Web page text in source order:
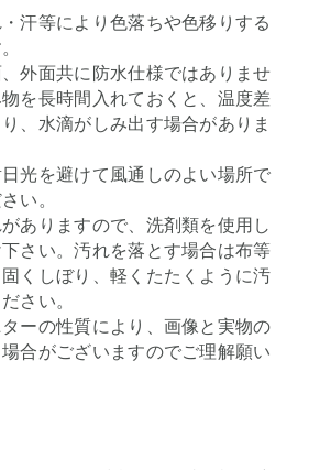
汗等により色落ちや色移りする
外面共に防水仕様ではありませ
を長時間入れておくと、温度差
、水滴がしみ出す場合がありま
光を避けて風通しのよい場所で
い。
ありますので、洗剤類を使用し
さい。汚れを落とす場合は布等
くしぼり、軽くたたくように汚
さい。
ーの性質により、画像と実物の
合がございますのでご理解願い